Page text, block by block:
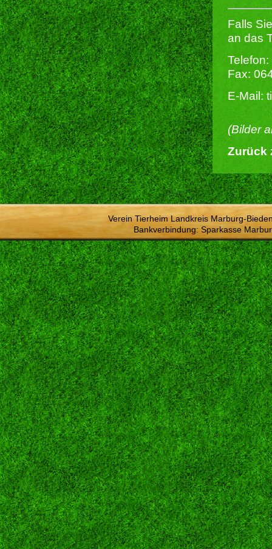
Falls
an das
Fax:
E-Mail:
(Bilder
Zurück
Verein Tierheim Landkreis Marburg-
Bankverbindung: Sparkasse